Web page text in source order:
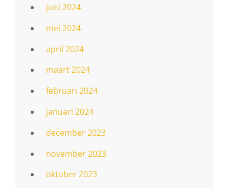
juni 2024
mei 2024
april 2024
maart 2024
februari 2024
januari 2024
december 2023
november 2023
oktober 2023